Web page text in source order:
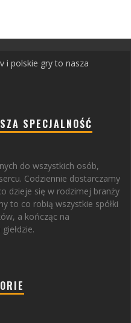
SPECJALNOŚĆ
do wszystkich osób,
Codziennie dostarczamy
dzieje się w rodzimej branży
to co robią wszystkie spółki
a kończąc na